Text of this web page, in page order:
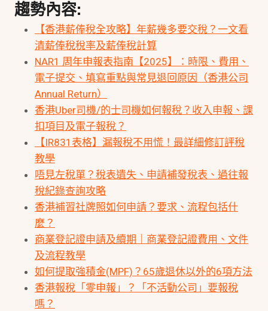
趨勢內容:
【香港薪俸稅全攻略】年薪幾多要交稅？一文看
清薪俸稅稅率及薪俸稅計算
NAR1 周年申報表指南【2025】：時限、費用、
電子提交、填寫重點與常見退回原因（香港公司
Annual Return）
香港Uber司機/的士司機如何報稅？收入申報、課
扣項目及電子報稅？
【IR831表格】漏報稅不用慌！最詳細修訂評稅
教學
唔見左稅單？稅表遺失、申請補發稅表、過往報
稅紀錄查詢攻略
香港補習社牌照如何申請？要求、流程包括什
麼？
商業登記證申請及續期｜商業登記證費用、文件
及流程教學
如何提取強積金(MPF)？65歲退休以外的6項方法
香港報稅「零申報」？「不活動公司」要報稅
嗎？